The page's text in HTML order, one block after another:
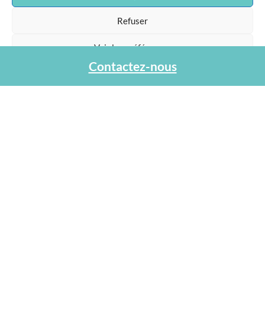
Refuser
Voir les préférences
Protection des données personnelles
Contactez-nous